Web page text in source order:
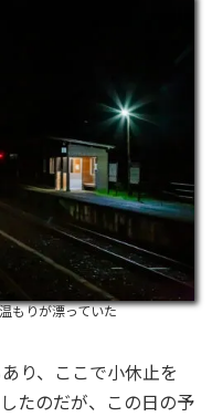
もりが漂っていた
り、ここで小休止を
たのだが、この日の予